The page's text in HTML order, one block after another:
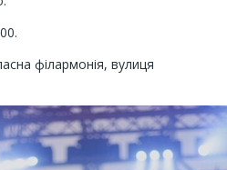
філармонія, вулиця